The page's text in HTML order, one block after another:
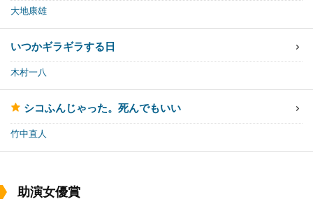
大地康雄
いつかギラギラする日
木村一八
シコふんじゃった。 死んでもいい
竹中直人
助演女優賞